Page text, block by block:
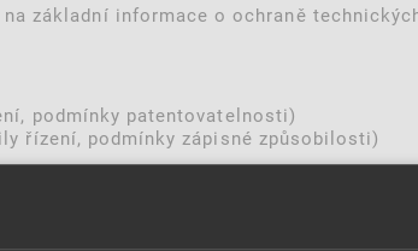
základní informace o ochraně
podmínky patentovatelnosti)
řízení, podmínky zápisné způsobilosti)